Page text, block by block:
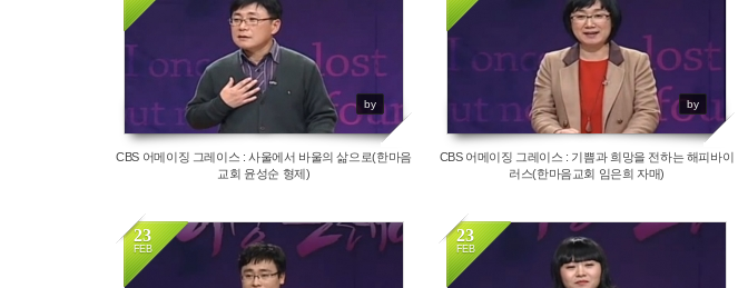
by
CBS 어메이징 그레이스 : 사울에서 바울의 삶으로(한마음
교회 윤성순 형제)
by
CBS 어메이징 그레이스 : 기쁨과 희망을 전하는 해피바이
러스(한마음교회 임은희 자매)
23
FEB
23
FEB